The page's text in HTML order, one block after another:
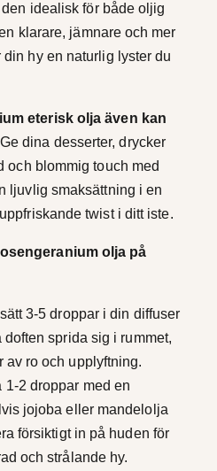
idealisk för både oljig
klarare, jämnare och mer
hy en naturlig lyster du
eterisk olja även kan
dina desserter, drycker
och blommig touch med
ljuvlig smaksättning i en
twist i ditt iste.
olja på
3-5 droppar i din diffuser
sprida sig i rummet,
av ro och upplyftning.
1-2 droppar med en
jojoba eller mandelolja
försiktigt in på huden för
och strålande hy.